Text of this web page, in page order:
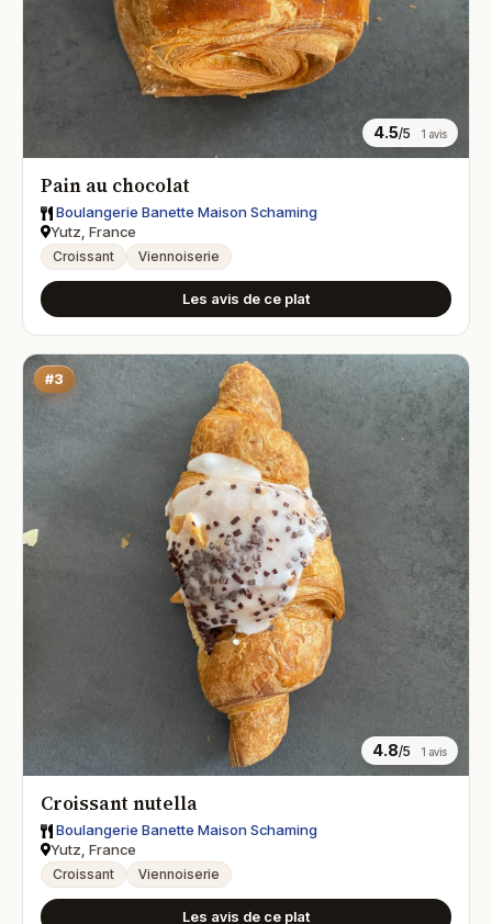
4.5/5 1 avis
Pain au chocolat
Boulangerie Banette Maison Schaming
Yutz, France
Croissant Viennoiserie
Les avis de ce plat
#3
4.8/5 1 avis
Croissant nutella
Boulangerie Banette Maison Schaming
Yutz, France
Croissant Viennoiserie
Les avis de ce plat